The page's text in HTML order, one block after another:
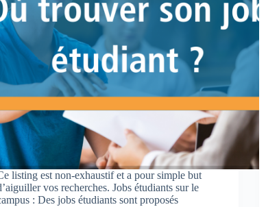
listing est non-exhaustif et a pour simple but
vos recherches. Jobs étudiants sur le
: Des jobs étudiants sont proposés